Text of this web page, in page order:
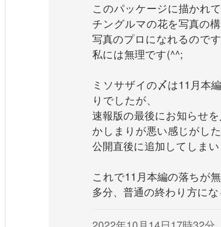
このパッケージに描かれ
チングルマの花を写真の
写真のプロになれるので
私には無理です(^^;
ミソサザイの〆は11月本
りでしたが、
速報版の最後にお知らせ
かしまりが悪い感じがし
公開直後に追加してしま
これで11月本編の落ちが
多分、普通の終わり方に